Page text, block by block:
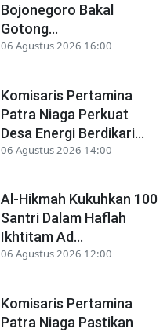
Bojonegoro Bakal
Gotong...
06 Agustus 2026 16:00
Komisaris Pertamina
Patra Niaga Perkuat
Desa Energi Berdikari...
06 Agustus 2026 14:00
Al-Hikmah Kukuhkan 100
Santri Dalam Haflah
Ikhtitam Ad...
06 Agustus 2026 12:00
Komisaris Pertamina
Patra Niaga Pastikan